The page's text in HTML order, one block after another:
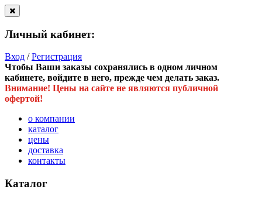
Личный кабинет:
Вход /Регистрация
Чтобы Ваши заказы сохранялись в одном личном
кабинете, войдите в него, прежде чем делать заказ.
Внимание! Цены на сайте не являются публичной
офертой!
о компании
каталог
цены
доставка
контакты
Каталог